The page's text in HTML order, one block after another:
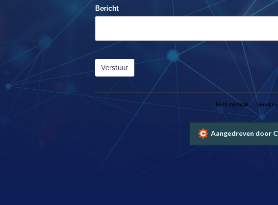
Bericht
Verstuur
Meld misbruik
Aangedreven door